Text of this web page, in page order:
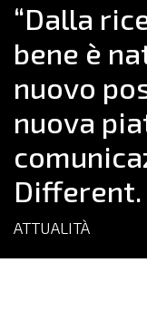
“Dalla
bene è
nuovo
nuova
Different.
ATTUALITÀ